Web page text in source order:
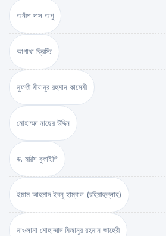
অনীশ দাস অপু
আগাথা ক্রিস্টি
মুফতী মীযানুর রহমান কাসেমী
মোহাম্মদ নাছের উদ্দিন
ড. মরিস বুকাইলি
ইমাম আহমাদ ইবনু হাম্বাল (রহিমাহুল্লাহ)
মাওলানা মোহাম্মাদ মিজানুর রহমান জাহেরী